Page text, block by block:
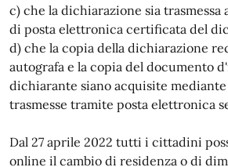
c) che la dichiarazione sia trasmessa
di posta elettronica certificata del
d) che la copia della dichiarazione
autografa e la copia del documento
dichiarante siano acquisite mediante
trasmesse tramite posta elettronica
Dal 27 aprile 2022 tutti i cittadini
online il cambio di residenza o di